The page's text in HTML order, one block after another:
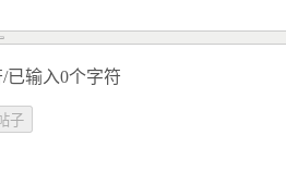
已输入0个字符